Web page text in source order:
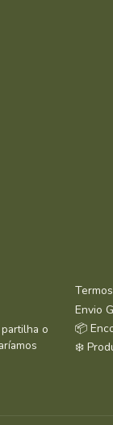
o
Envio
📦
❄️